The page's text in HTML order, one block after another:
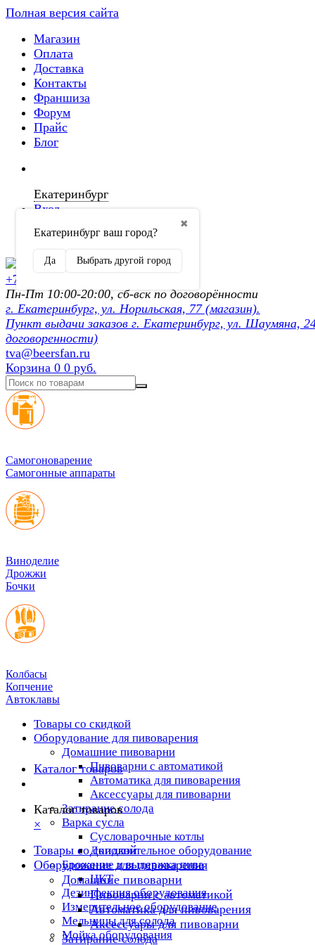
Полная версия сайта
Магазин
Оплата
Доставка
Контакты
Франшиза
Форум
Прайс
Блог
Екатеринбург
✖
Екатеринбург ваш город?
Да Выбрать другой город
Вход
Регистрация
+7 (902) 872-54-70
Пн-Пт 10:00-20:00, сб-вск по договорённости
г. Екатеринбург, ул. Норильская, 77 (магазин).
Пункт выдачи заказов г. Екатеринбург, ул. Шаумяна,
договоренности)
tva@beersfan.ru
Корзина 0 0 руб.
Cамогоноварение
Самогонные аппараты
Виноделие
Дрожжи
Бочки
Колбасы
Копчение
Автоклавы
Товары со скидкой
Оборудование для пивоварения
Домашние пивоварни
Пивоварни с автоматикой
Автоматика для пивоварения
Аксессуары для пивоварни
Затирание солода
Варка сусла
Cусловарочные котлы
Дополнительное оборудование
Брожение и выдержка пива
ЦКТ
Дезинфекция оборудования
Измерительное оборудование
Мельницы для солода
Мойка оборудования
Каталог товаров
Каталог товаров
×
Товары со скидкой
Оборудование для пивоварения
Домашние пивоварни
Пивоварни с автоматикой
Автоматика для пивоварения
Аксессуары для пивоварни
Затирание солода